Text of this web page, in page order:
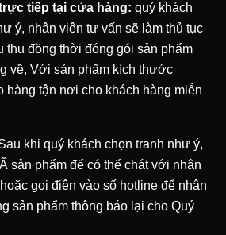
tiếp tại cửa hàng: quý khách
ý, nhân viên tư vấn sẽ làm thủ tục
thu đồng thời đóng gói sản phẩm
về, Với sản phẩm kích thước
hàng tận nơi cho khách hàng miễn
khi quý khách chọn tranh như ý,
sản phẩm để có thể chát với nhân
gọi điện vào số hotline để nhân
sản phẩm thông báo lại cho Quý